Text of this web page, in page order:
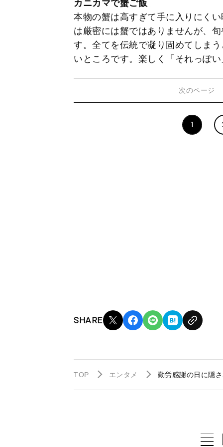
カニカマで蟹ご飯
本物の蟹は高すぎて手に入りにく
は厳密には蟹ではありませんが、
す。全てを伝統で凝り固めてしま
いところです。楽しく「それっぽ
次のページ
1
SHARE
TOP エンタメ 勤労感謝の日に隠